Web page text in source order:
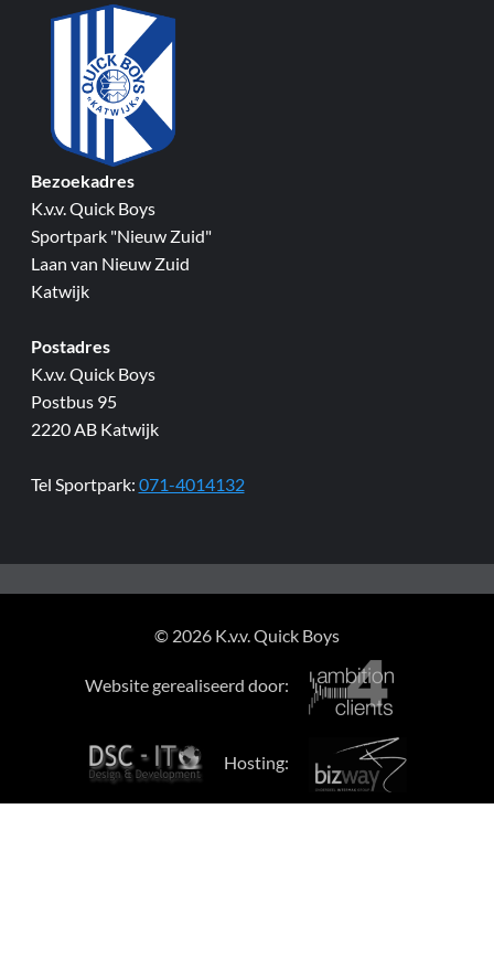
Bezoekadres
K.v.v. Quick Boys
Sportpark "Nieuw Zuid"
Laan van Nieuw Zuid
Katwijk
Postadres
K.v.v. Quick Boys
Postbus 95
2220 AB Katwijk
Tel Sportpark: 071-4014132
© 2026 K.v.v. Quick Boys
Website gerealiseerd door:
Hosting: